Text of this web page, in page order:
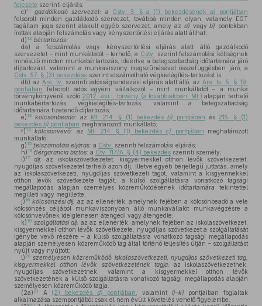
fejezete szerinti eljárás;
c) 11 gazdálkodó szervezet: a Cstv. 3. §-a (1) bekezdésének a) pontjában
felsorolt minden gazdálkodó szervezet, továbbá minden olyan, valamely EGT
tagállam joga szerint alakult egyéb szervezet, amely az a) vagyb) pontokban
írottak alapján felszámolás vagy kényszertörlési eljárás alatt állhat;
d) 12 bértartozás:
da) a felszámolás vagy kényszertörlési eljárás alatt álló gazdálkodó
szervezetet – mint munkáltatót – terhelő, a Cstv.
szerint felszámolási költségnek
minősülő minden munkabértartozás, ideértve a betegszabadság időtartamára járó
díjtartozást, valamint a munkaviszony megszűnésével összefüggésben járó, a
Cstv. 57. § (3) bekezdése szerint elszámolható végkielégítés-tartozást is;
db) az Are. tv. szerinti adósságrendezési eljárás alatt álló, az Are. tv. 5. § 19.
pontjában felsorolt adós egyéni vállalkozót – mint munkáltatót – a munka
törvénykönyvéről szóló 2012. évi I. törvény (a továbbiakban: Mt.) alapján terhelő
munkabértartozás, végkielégítés-tartozás, valamint a betegszabadság
időtartamára fizetendő díjtartozás;
e) 13 kölcsönbeadó: az Mt. 214. § (1) bekezdés b) pontjában és 215. § (1)
bekezdés b) pontjában meghatározott munkáltató;
f) 14 kölcsönvevő: az Mt. 214. § (1) bekezdésc) pontjában meghatározott
munkáltató;
g) 15 felszámolási eljárás: a Cstv.
szerinti felszámolási eljárás;
h) 16 Bérgarancia biztos: a Ctv. 117/A. § (4) bekezdés szerinti személy;
i) 17 díj:
az iskolaszövetkezetet, kisgyermekkel otthon lévők szövetkezetét,
nyugdíjas szövetkezetet terhelő azon díj, illetve egyéb bérjellegű juttatás, amely
az iskolaszövetkezeti, nyugdíjas szövetkezeti tagot, valamint a kisgyermekkel
otthon lévők szövetkezete tagját, a külső szolgáltatásra vonatkozó tagsági
megállapodás alapján személyes közreműködésének időtartamára tekintettel
megilleti vagy megillette;
j) 18 kölcsönzési díj: az az ellenérték, amelynek fejében a kölcsönbeadó a vele
kölcsönzés céljából munkaviszonyban álló munkavállalót munkavégzésre a
kölcsönvevőnek ideiglenesen átengedi vagy átengedte;
k) 19 szolgáltatási díj: az az ellenérték, amelynek fejében az iskolaszövetkezet,
kisgyermekkel otthon lévők szövetkezete, nyugdíjas szövetkezet a szolgáltatását
igénybe vevő részére – a külső szolgáltatásra vonatkozó tagsági megállapodás
alapján személyesen közreműködő tag által történő teljesítés útján – szolgáltatást
nyújt vagy nyújtott;
l) 20 személyesen közreműködő iskolaszövetkezeti, nyugdíjas szövetkezeti tag,
kisgyermekkel otthon lévők szövetkezetének tagja: az iskolaszövetkezetnek,
nyugdíjas szövetkezetnek, valamint a kisgyermekkel otthon lévők
szövetkezetének a külső szolgáltatásra vonatkozó tagsági megállapodás alapján
személyesen közreműködő tagja.
(2a) 21 A (2) bekezdés d) pontjában , valamint i)–k) pontjaiban foglaltak
alkalmazása szempontjából csak el nem évült követelés vehető figyelembe.
22